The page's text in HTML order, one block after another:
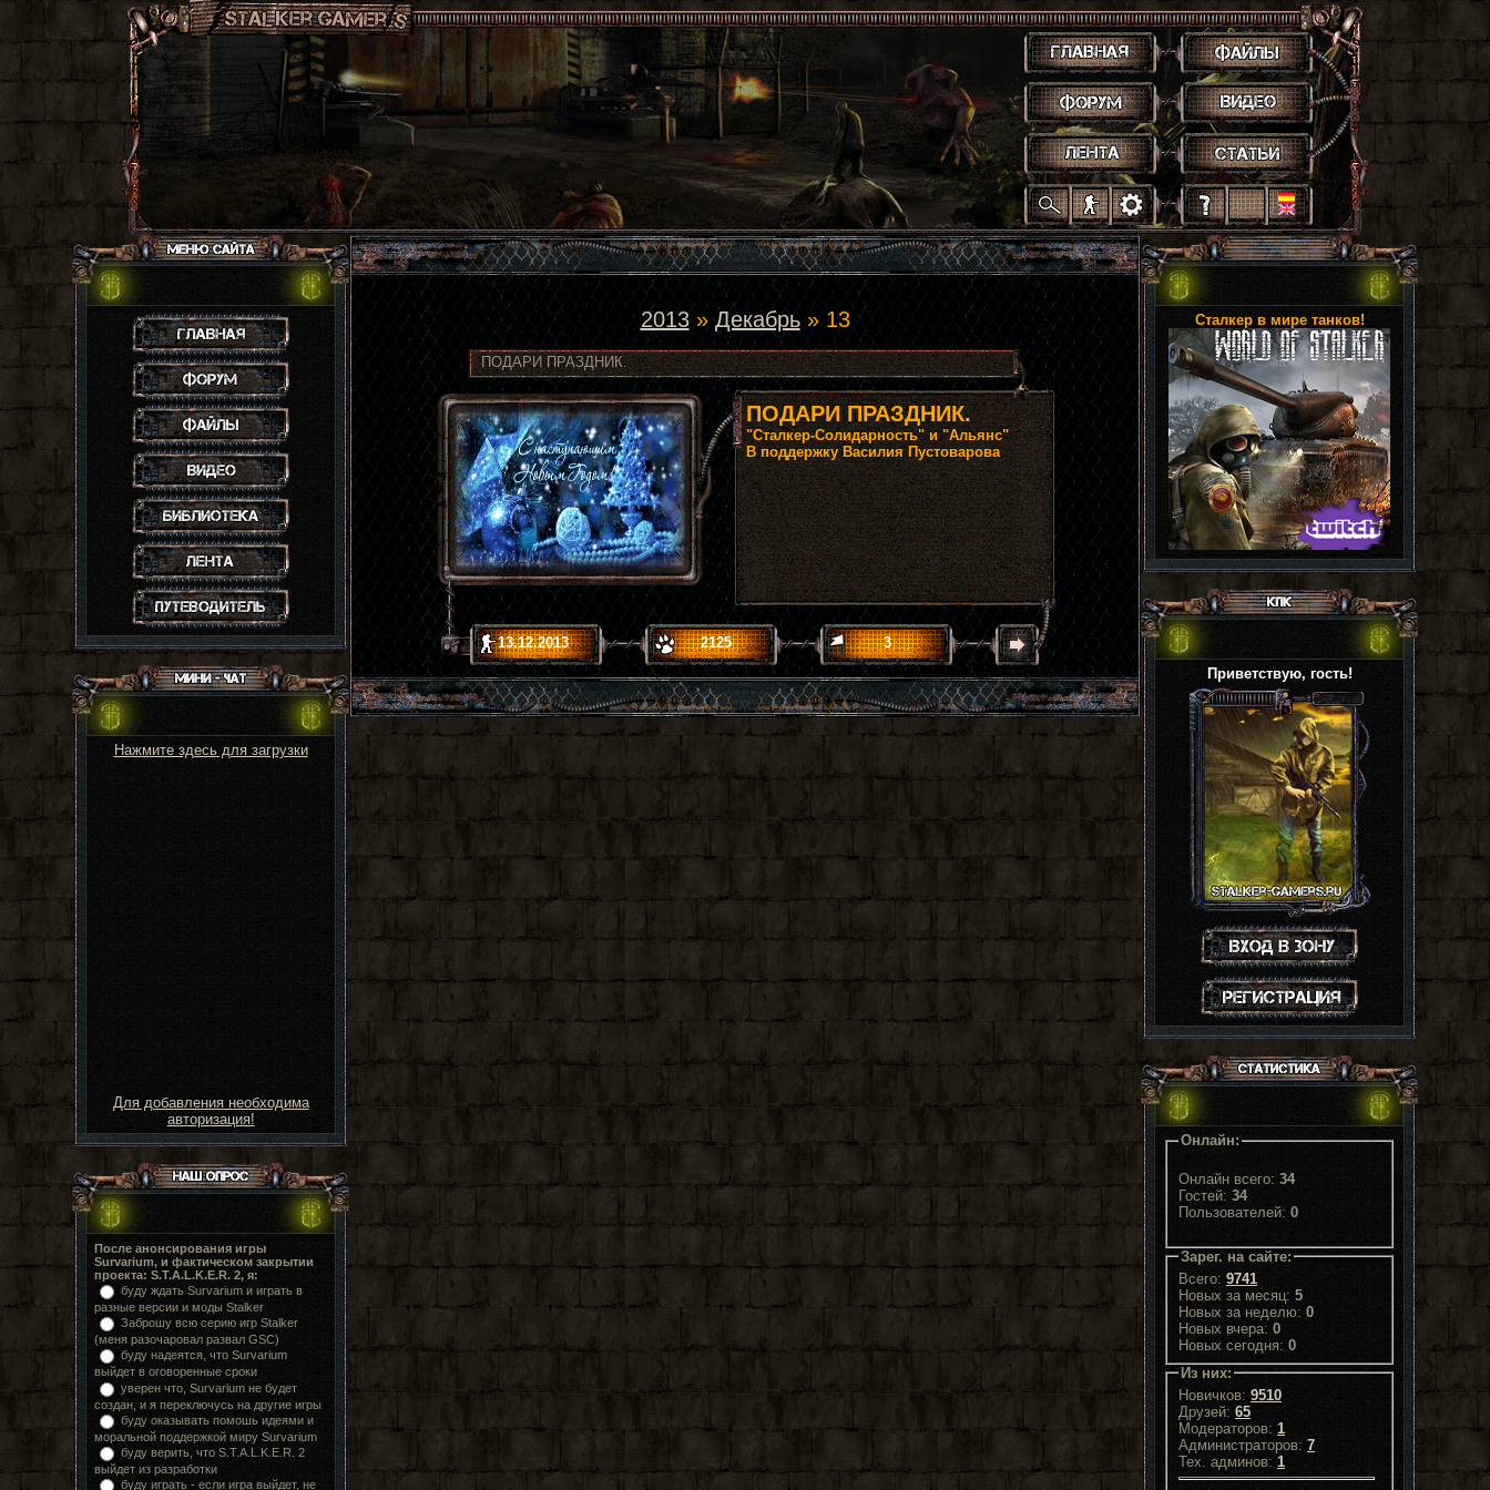
.
.
.
.
.
.
. . . . .
Главная
Форум
Файлы
Видео
Статьи
Лента активности
Путеводитель
Нажмите здесь для загрузки
Для добавления необходима
авторизация!
После анонсирования игры
Survarium, и фактическом закрытии
проекта: S.T.A.L.K.E.R. 2, я:
буду ждать Survarium и играть в
разные версии и моды Stalker
Заброшу всю серию игр Stalker
(меня разочаровал развал GSC)
буду надеятся, что Survarium
выйдет в оговоренные сроки
уверен что, Survarium не будет
создан, и я переключусь на другие игры
буду оказывать помошь идеями и
моральной поддержкой миру Survarium
буду верить, что S.T.A.L.K.E.R. 2
выйдет из разработки
буду играть - если игра выйдет, не
2013 » Декабрь » 13
ПОДАРИ ПРАЗДНИК.
ПОДАРИ ПРАЗДНИК.
"Сталкер-Солидарность" и "Альянс"
В поддержку Василия Пустоварова
13.12.2013 2125 3
Сталкер в мире танков!
Приветствую, гость!
Вход на сайт
Регистрация
Онлайн:
Онлайн всего: 34
Гостей: 34
Пользователей: 0
Зарег. на сайте:
Всего: 9741
Новых за месяц: 5
Новых за неделю: 0
Новых вчера: 0
Новых сегодня: 0
Из них:
Новичков: 9510
Друзей: 65
Модераторов: 1
Администраторов: 7
Тех. админов: 1